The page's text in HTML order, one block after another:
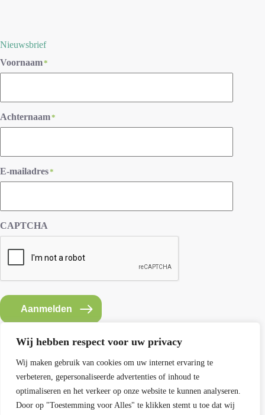
Wij hebben respect voor uw privacy
Wij maken gebruik van cookies om uw internet ervaring te
verbeteren, gepersonaliseerde advertenties of inhoud te
optimaliseren en het verkeer op onze website te kunnen analyseren.
Door op "Toestemming voor Alles" te klikken stemt u toe dat wij
Nieuwsbrief
Voornaam*
Achternaam*
E-mailadres*
CAPTCHA
Aanmelden
Contact SEMH
E: info@semh.info